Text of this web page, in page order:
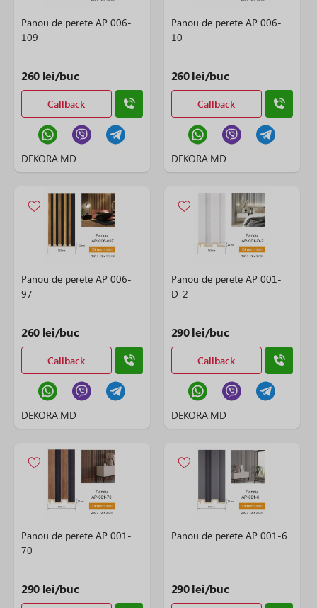
Panou de perete AP 006-
109
260 lei/buc
Callback
DEKORA.MD
Panou de perete AP 006-
10
260 lei/buc
Callback
DEKORA.MD
Panou de perete AP 006-
97
260 lei/buc
Callback
DEKORA.MD
Panou de perete AP 001-
D-2
290 lei/buc
Callback
DEKORA.MD
Panou de perete AP 001-
70
290 lei/buc
Panou de perete AP 001-6
290 lei/buc